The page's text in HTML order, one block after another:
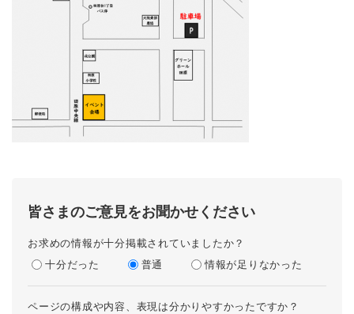
皆さまのご意見をお聞かせください
お求めの情報が十分掲載されていましたか？
十分だった
普通 情報が足りなかった
ページの構成や内容、表現は分かりやすかったですか？